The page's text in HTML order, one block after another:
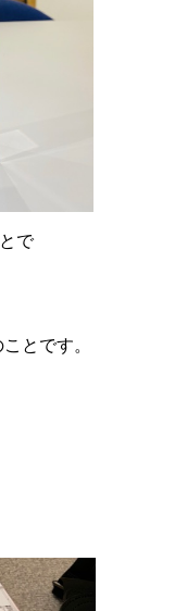
で
とです。